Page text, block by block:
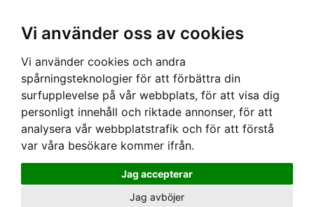
Vi använder oss av cookies
Vi använder cookies och andra
spårningsteknologier för att förbättra din
surfupplevelse på vår webbplats, för att visa dig
personligt innehåll och riktade annonser, för att
analysera vår webbplatstrafik och för att förstå
var våra besökare kommer ifrån.
Jag accepterar
Jag avböjer
Hem› ACCESSOARER ›TYGMÄRKEN › TYGMÄRKE - HACKE BIL